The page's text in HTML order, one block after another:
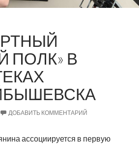
ПОЛК» В
ДОБАВИТЬ КОММЕНТАРИЙ
ассоциируется в первую